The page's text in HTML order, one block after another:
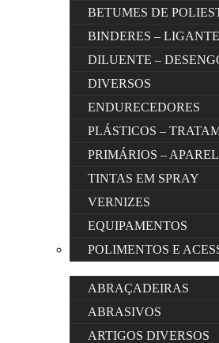
BETUMES DE
BINDERES –
DILUENTE –
DIVERSOS
ENDURECEDORES
PLÁSTICOS –
PRIMÁRIOS –
TINTAS EM SPRAY
VERNIZES
EQUIPAMENTOS
POLIMENTOS E
ABRAÇADEIRAS
ABRASIVOS
ARTIGOS DIVERSOS